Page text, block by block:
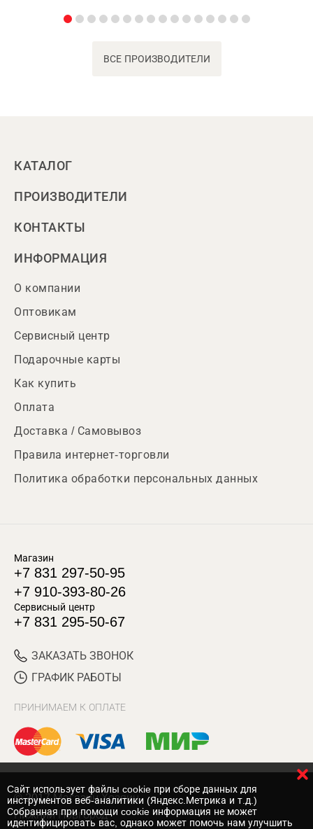
ВСЕ ПРОИЗВОДИТЕЛИ
КАТАЛОГ
ПРОИЗВОДИТЕЛИ
КОНТАКТЫ
ИНФОРМАЦИЯ
О компании
Оптовикам
Сервисный центр
Подарочные карты
Как купить
Оплата
Доставка / Самовывоз
Правила интернет-торговли
Политика обработки персональных данных
Магазин
+7 831 297-50-95
+7 910-393-80-26
Сервисный центр
+7 831 295-50-67
ЗАКАЗАТЬ ЗВОНОК
ГРАФИК РАБОТЫ
ПРИНИМАЕМ К ОПЛАТЕ
© 2017 Магазин Хозяин
Нижний Новгород
Cайт использует файлы cookie при сборе данных для
инструментов веб-аналитики (Яндекс.Метрика и т.д.)
Собранная при помощи cookie информация не может
идентифицировать вас, однако может помочь нам улучшить